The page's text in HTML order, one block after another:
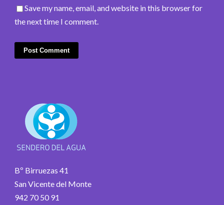
Save my name, email, and website in this browser for
the next time I comment.
Bº Birruezas 41
San Vicente del Monte
942 70 50 91